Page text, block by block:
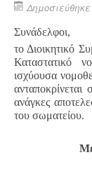
Συνάδελφοι,
το Διοικητικό
Καταστατικό
ισχύουσα
ανταποκρίνεται
ανάγκες
του σωματείου.